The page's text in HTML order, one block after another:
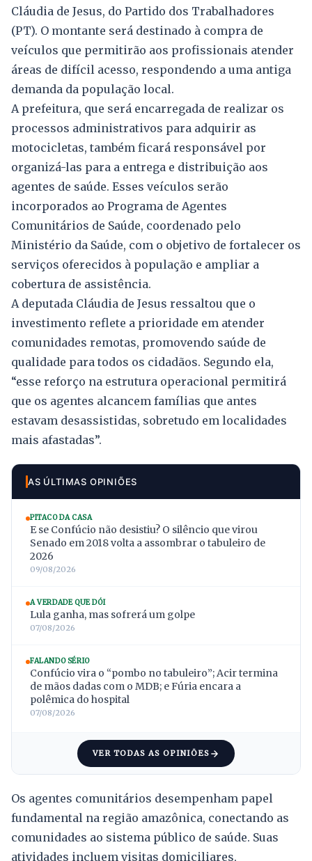
Cláudia de Jesus, do Partido dos Trabalhadores
(PT). O montante será destinado à compra de
veículos que permitirão aos profissionais atender
áreas de difícil acesso, respondendo a uma antiga
demanda da população local.
A prefeitura, que será encarregada de realizar os
processos administrativos para adquirir as
motocicletas, também ficará responsável por
organizá-las para a entrega e distribuição aos
agentes de saúde. Esses veículos serão
incorporados ao Programa de Agentes
Comunitários de Saúde, coordenado pelo
Ministério da Saúde, com o objetivo de fortalecer os
serviços oferecidos à população e ampliar a
cobertura de assistência.
A deputada Cláudia de Jesus ressaltou que o
investimento reflete a prioridade em atender
comunidades remotas, promovendo saúde de
qualidade para todos os cidadãos. Segundo ela,
“esse reforço na estrutura operacional permitirá
que os agentes alcancem famílias que antes
estavam desassistidas, sobretudo em localidades
mais afastadas”.
AS ÚLTIMAS OPINIÕES
PITACO DA CASA
E se Confúcio não desistiu? O silêncio que virou
Senado em 2018 volta a assombrar o tabuleiro de
2026
09/08/2026
A VERDADE QUE DÓI
Lula ganha, mas sofrerá um golpe
07/08/2026
FALANDO SÉRIO
Confúcio vira o “pombo no tabuleiro”; Acir termina
de mãos dadas com o MDB; e Fúria encara a
polêmica do hospital
07/08/2026
VER TODAS AS OPINIÕES
Os agentes comunitários desempenham papel
fundamental na região amazônica, conectando as
comunidades ao sistema público de saúde. Suas
atividades incluem visitas domiciliares,